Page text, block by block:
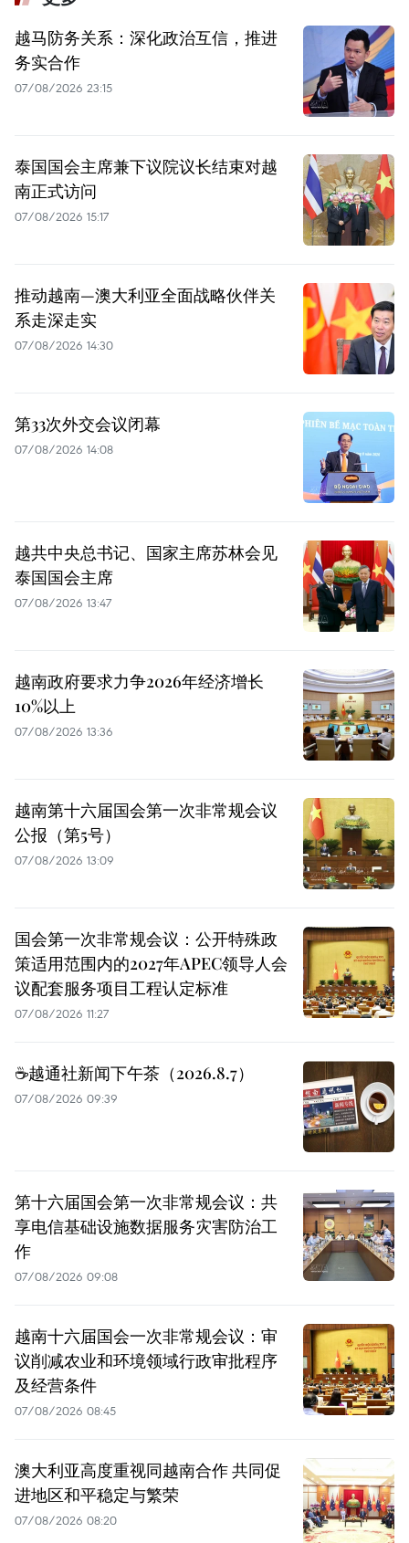
越马防务关系：深化政治互信，推进
务实合作
07/08/2026 23:15
泰国国会主席兼下议院议长结束对越
南正式访问
07/08/2026 15:17
推动越南—澳大利亚全面战略伙伴关
系走深走实
07/08/2026 14:30
第33次外交会议闭幕
07/08/2026 14:08
越共中央总书记、国家主席苏林会见
泰国国会主席
07/08/2026 13:47
越南政府要求力争2026年经济增长
10%以上
07/08/2026 13:36
越南第十六届国会第一次非常规会议
公报（第5号）
07/08/2026 13:09
国会第一次非常规会议：公开特殊政
策适用范围内的2027年APEC领导人会
议配套服务项目工程认定标准
07/08/2026 11:27
☕️越通社新闻下午茶（2026.8.7）
07/08/2026 09:39
第十六届国会第一次非常规会议：共
享电信基础设施数据服务灾害防治工
作
07/08/2026 09:08
越南十六届国会一次非常规会议：审
议削减农业和环境领域行政审批程序
及经营条件
07/08/2026 08:45
澳大利亚高度重视同越南合作 共同促
进地区和平稳定与繁荣
07/08/2026 08:20